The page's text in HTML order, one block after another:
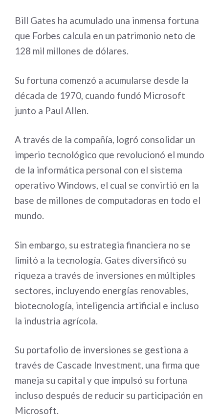
Bill Gates ha acumulado una inmensa fortuna
que Forbes calcula en un patrimonio neto de
128 mil millones de dólares.
Su fortuna comenzó a acumularse desde la
década de 1970, cuando fundó Microsoft
junto a Paul Allen.
A través de la compañía, logró consolidar un
imperio tecnológico que revolucionó el mundo
de la informática personal con el sistema
operativo Windows, el cual se convirtió en la
base de millones de computadoras en todo el
mundo.
Sin embargo, su estrategia financiera no se
limitó a la tecnología. Gates diversificó su
riqueza a través de inversiones en múltiples
sectores, incluyendo energías renovables,
biotecnología, inteligencia artificial e incluso
la industria agrícola.
Su portafolio de inversiones se gestiona a
través de Cascade Investment, una firma que
maneja su capital y que impulsó su fortuna
incluso después de reducir su participación en
Microsoft.